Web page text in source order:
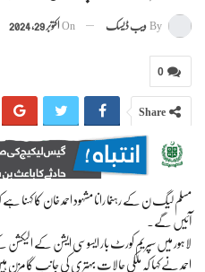
By ویب ڈیسک On اکتوبر 29, 2024
0
Share
مسلم لیگ ن کے رہنما رانا مشہود احمد خان کا
آئیں گے۔
لاہور میں سپریم کورٹ بار ایسوسی ایشن کے الیکشن